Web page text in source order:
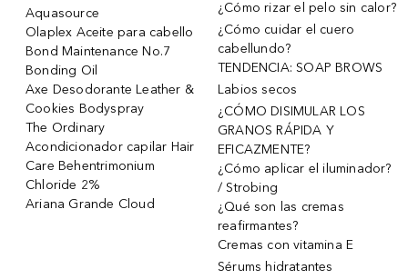
Aquasource
Olaplex Aceite para cabello
Bond Maintenance No.7
Bonding Oil
Axe Desodorante Leather &
Cookies Bodyspray
The Ordinary
Acondicionador capilar Hair
Care Behentrimonium
Chloride 2%
Ariana Grande Cloud
¿Cómo rizar el pelo sin calor?
¿Cómo cuidar el cuero
cabellundo?
TENDENCIA: SOAP BROWS
Labios secos
¿CÓMO DISIMULAR LOS
GRANOS RÁPIDA Y
EFICAZMENTE?
¿Cómo aplicar el iluminador?
/ Strobing
¿Qué son las cremas
reafirmantes?
Cremas con vitamina E
Sérums hidratantes